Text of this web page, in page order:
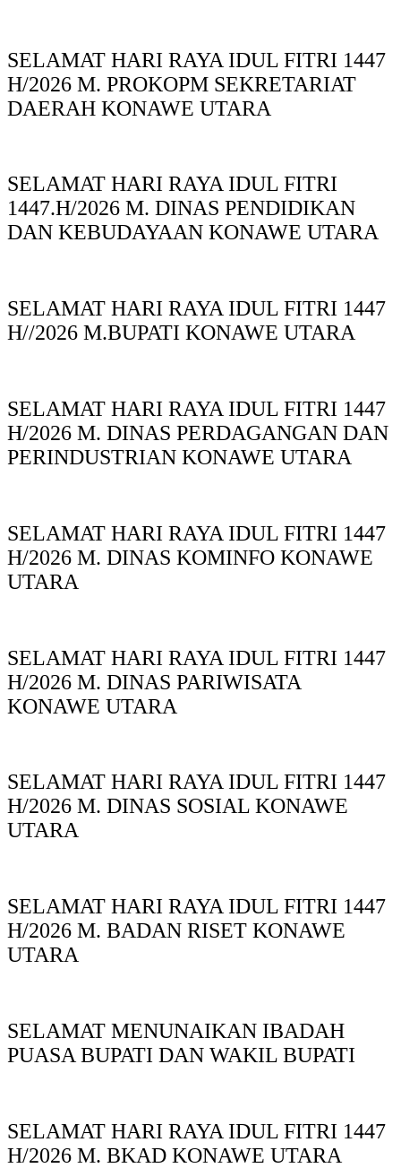
SELAMAT HARI RAYA IDUL FITRI 1447
H/2026 M. PROKOPM SEKRETARIAT
DAERAH KONAWE UTARA
SELAMAT HARI RAYA IDUL FITRI
1447.H/2026 M. DINAS PENDIDIKAN
DAN KEBUDAYAAN KONAWE UTARA
SELAMAT HARI RAYA IDUL FITRI 1447
H//2026 M.BUPATI KONAWE UTARA
SELAMAT HARI RAYA IDUL FITRI 1447
H/2026 M. DINAS PERDAGANGAN DAN
PERINDUSTRIAN KONAWE UTARA
SELAMAT HARI RAYA IDUL FITRI 1447
H/2026 M. DINAS KOMINFO KONAWE
UTARA
SELAMAT HARI RAYA IDUL FITRI 1447
H/2026 M. DINAS PARIWISATA
KONAWE UTARA
SELAMAT HARI RAYA IDUL FITRI 1447
H/2026 M. DINAS SOSIAL KONAWE
UTARA
SELAMAT HARI RAYA IDUL FITRI 1447
H/2026 M. BADAN RISET KONAWE
UTARA
SELAMAT MENUNAIKAN IBADAH
PUASA BUPATI DAN WAKIL BUPATI
SELAMAT HARI RAYA IDUL FITRI 1447
H/2026 M. BKAD KONAWE UTARA